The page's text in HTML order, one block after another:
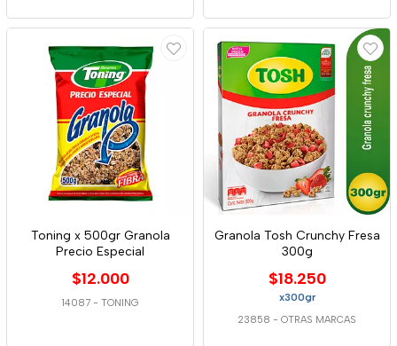
Toning x 500gr Granola
Precio Especial
$12.000
14087 - TONING
Granola Tosh Crunchy Fresa
300g
$18.250
x300gr
23858 - OTRAS MARCAS